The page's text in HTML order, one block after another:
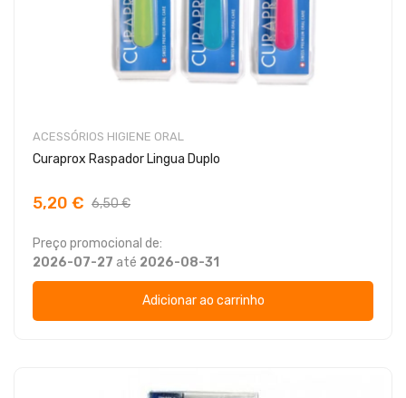
ACESSÓRIOS HIGIENE ORAL
Curaprox Raspador Lingua Duplo
5,20 € 6,50 €
Preço promocional de:
2026-07-27 até 2026-08-31
Adicionar ao carrinho